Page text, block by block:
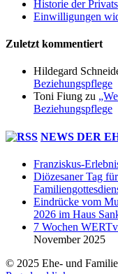
Historie der
Einwilligungen
Zuletzt kommentiert
Hildegard
Beziehungspflege
Toni Fiung zu
Beziehungspflege
NEWS DER
Franziskus-
Diözesaner Tag
Eindrücke vom
2026 im Haus
7 Wochen
November 2025
© 2025 Ehe- und